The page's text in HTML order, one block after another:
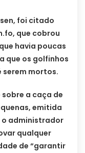
foi citado
que cobrou
havia poucas
que os golfinhos
mortos.
sobre a caça de
emitida
o administrador
qualquer
de “garantir